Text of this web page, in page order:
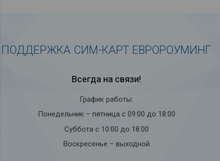
ПОДДЕРЖКА СИМ-КАРТ ЕВРОРОУМИНГ
Всегда на связи!
График работы:
Понедельник – пятница с 09:00 до 18:00
Суббота с 10:00 до 18:00
Воскресенье – выходной